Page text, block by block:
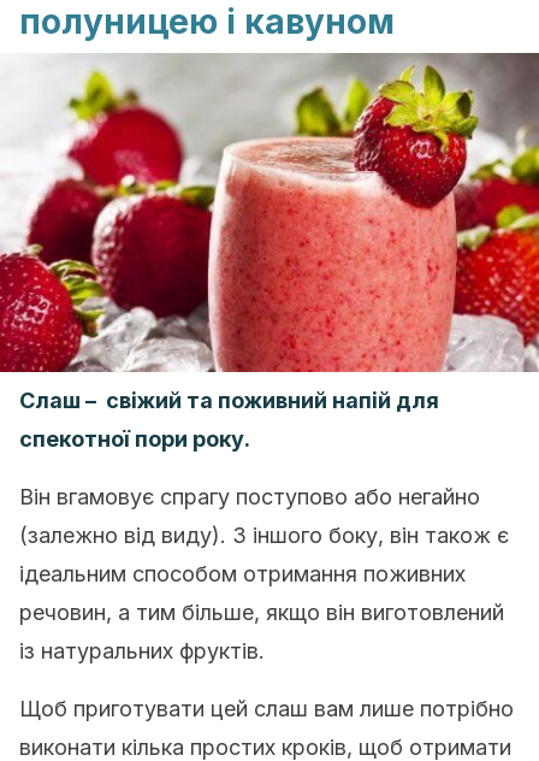
полуницею і кавуном
Слаш – свіжий та поживний напій для
спекотної пори року.
Він вгамовує спрагу поступово або негайно
(залежно від виду). З іншого боку, він також є
ідеальним способом отримання поживних
речовин, а тим більше, якщо він виготовлений
із натуральних фруктів.
Щоб приготувати цей слаш вам лише потрібно
виконати кілька простих кроків, щоб отримати